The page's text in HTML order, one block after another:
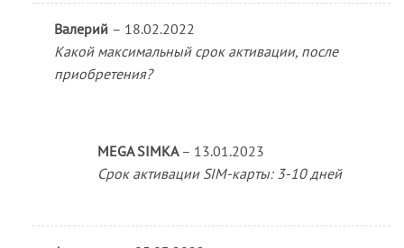
Валерий – 18.02.2022
Какой максимальный срок активации, после
приобретения?
MEGA SIMKA – 13.01.2023
Срок активации SIM-карты: 3-10 дней